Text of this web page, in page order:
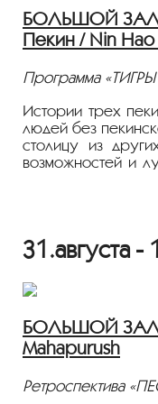
Фильм
русскими
БОЛЬШОЙ
Пекин / Nin Hao
Программа
Истории трех
людей без
столицу из
возможностей и
Режиссер: Цао
В ролях: Ань
Итянь, Ли Июань
Фильм
русскими
31.августа -
БОЛЬШОЙ ЗАЛ.
Mahapurush
Ретроспектива